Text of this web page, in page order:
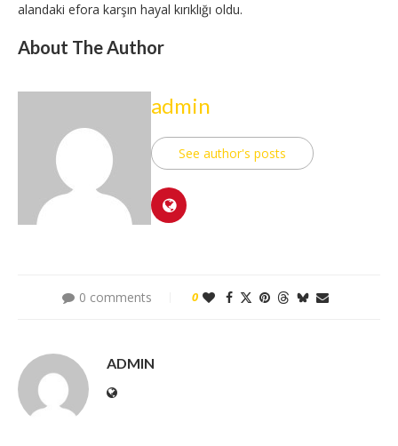
alandaki efora karşın hayal kırıklığı oldu.
About The Author
admin
See author's posts
0 comments 0
ADMIN